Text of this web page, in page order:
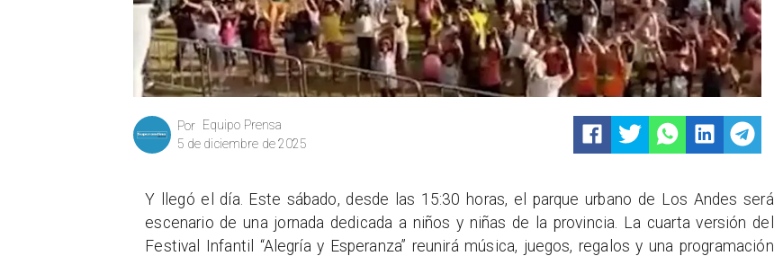
Equipo Prensa
Por
5 de diciembre de 2025
Y llegó el día. Este sábado, desde las 15:30 horas, el parque urbano de Los Andes será
escenario de una jornada dedicada a niños y niñas de la provincia. La cuarta versión del
Festival Infantil “Alegría y Esperanza” reunirá música, juegos, regalos y una programación